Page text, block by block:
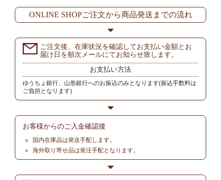
ONLINE SHOPご注文から商品発送までの流れ
ご注文後、在庫状況を確認してお支払い金額とお
届け日を順次メールにてお知らせ致します。
お支払い方法
ゆうちょ銀行、山形銀行へのお振込のみとなります(振込手数料は
ご負担となります)
お客様からのご入金確認後
国内在庫品は発送手配します。
海外取り寄せ品は発注手配となります。